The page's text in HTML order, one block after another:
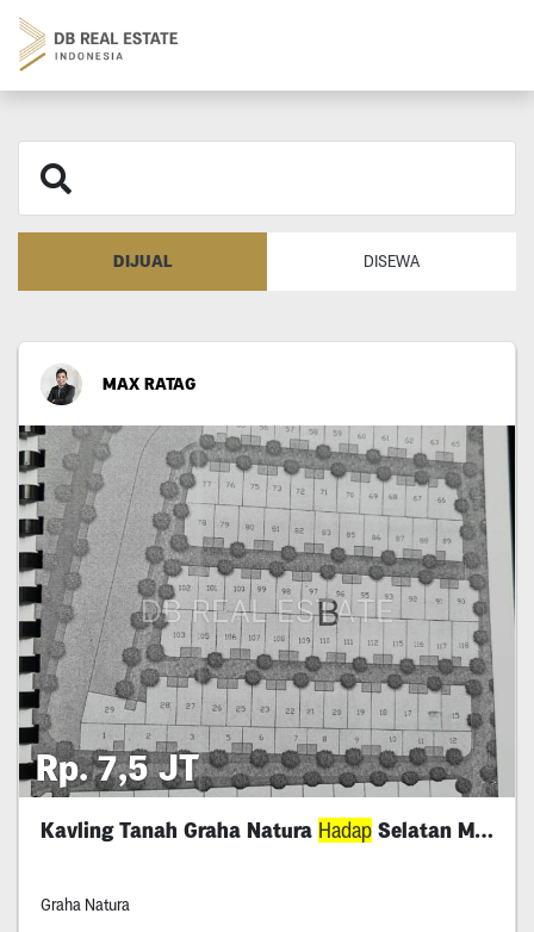
DIJUAL DISEWA
MAX RATAG
Rp. 7,5 JT
Kavling Tanah Graha Natura HadapSelatan Murah
Graha Natura